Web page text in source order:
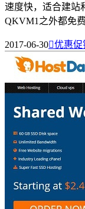
速度快，适合建站
QKVM1之外都免
2017-06-30优惠促